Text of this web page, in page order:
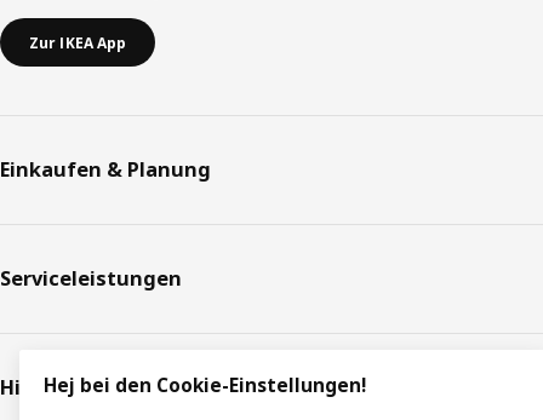
Zur IKEA App
Einkaufen & Planung
Serviceleistungen
Hilfe & Support
Hej bei den Cookie-Einstellungen!